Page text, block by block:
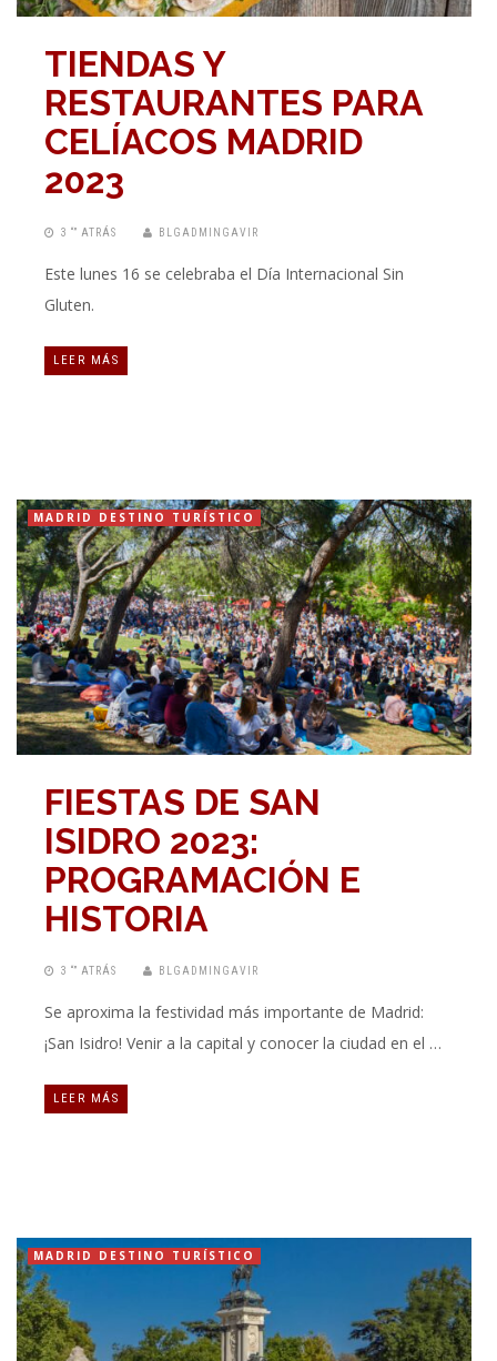
TIENDAS Y
RESTAURANTES PARA
CELÍACOS MADRID
2023
3 “” ATRÁS BLGADMINGAVIR
Este lunes 16 se celebraba el Día Internacional Sin
Gluten.
LEER MÁS
MADRID DESTINO TURÍSTICO
FIESTAS DE SAN
ISIDRO 2023:
PROGRAMACIÓN E
HISTORIA
3 “” ATRÁS BLGADMINGAVIR
Se aproxima la festividad más importante de Madrid:
¡San Isidro! Venir a la capital y conocer la ciudad en el …
LEER MÁS
MADRID DESTINO TURÍSTICO